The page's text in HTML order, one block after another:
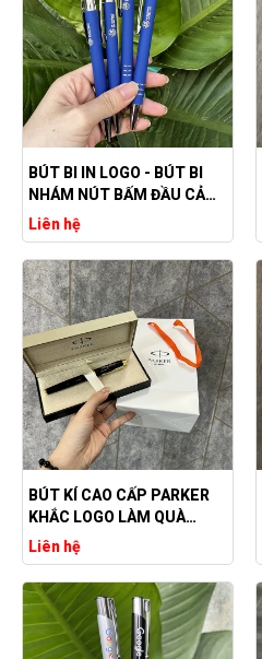
BÚT BI IN LOGO - BÚT BI
NHÁM NÚT BẤM ĐẦU CẢM
ỨNG
Liên hệ
BÚT KÍ CAO CẤP PARKER
KHẮC LOGO LÀM QUÀ
TẶNG
Liên hệ